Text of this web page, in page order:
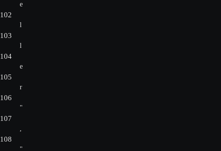
e
102
l
103
l
104
e
105
r
106
"
107
,
108
"